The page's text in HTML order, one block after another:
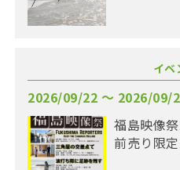
イベ
2026/09/22 〜 2026/09/
福島映像
前売り限